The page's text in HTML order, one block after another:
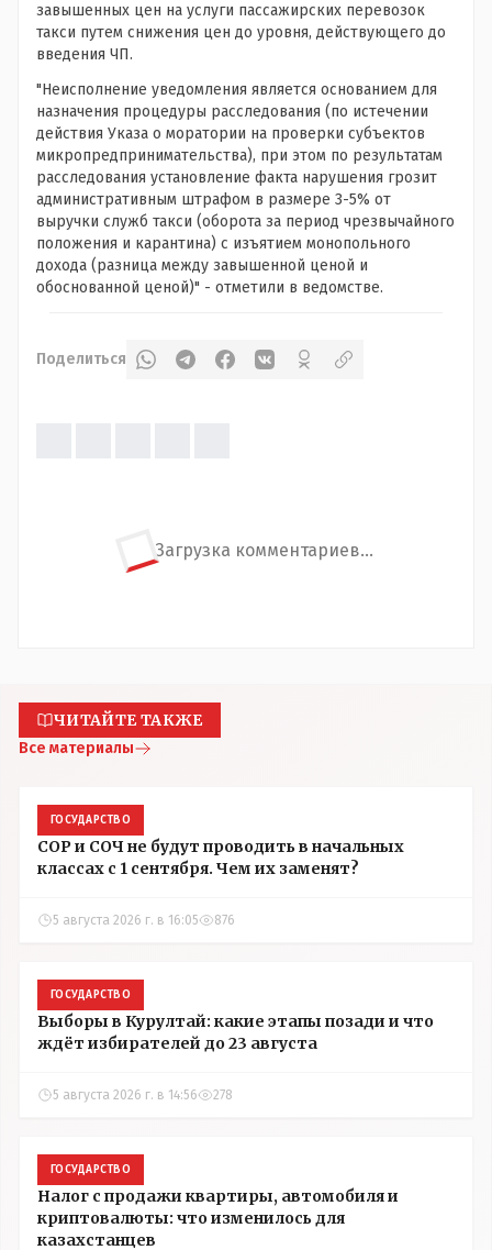
завышенных цен на услуги пассажирских перевозок
такси путем снижения цен до уровня, действующего до
введения ЧП.
"Неисполнение уведомления является основанием для
назначения процедуры расследования (по истечении
действия Указа о моратории на проверки субъектов
микропредпринимательства), при этом по результатам
расследования установление факта нарушения грозит
административным штрафом в размере 3-5% от
выручки служб такси (оборота за период чрезвычайного
положения и карантина) с изъятием монопольного
дохода (разница между завышенной ценой и
обоснованной ценой)" - отметили в ведомстве.
Поделиться
Загрузка комментариев...
ЧИТАЙТЕ ТАКЖЕ
Все материалы
ГОСУДАРСТВО
СОР и СОЧ не будут проводить в начальных
классах с 1 сентября. Чем их заменят?
5 августа 2026 г. в 16:05 876
ГОСУДАРСТВО
Выборы в Курултай: какие этапы позади и что
ждёт избирателей до 23 августа
5 августа 2026 г. в 14:56 278
ГОСУДАРСТВО
Налог с продажи квартиры, автомобиля и
криптовалюты: что изменилось для
казахстанцев